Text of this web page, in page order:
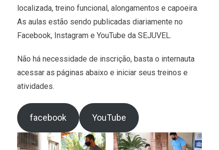
localizada, treino funcional, alongamentos e capoeira.
As aulas estão sendo publicadas diariamente no
Facebook, Instagram e YouTube da SEJUVEL.
Não há necessidade de inscrição, basta o internauta
acessar as páginas abaixo e iniciar seus treinos e
atividades.
facebook YouTube